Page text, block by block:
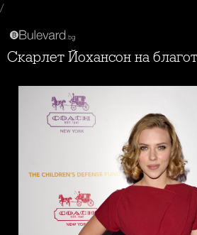
/
Скарлет Йохансон на